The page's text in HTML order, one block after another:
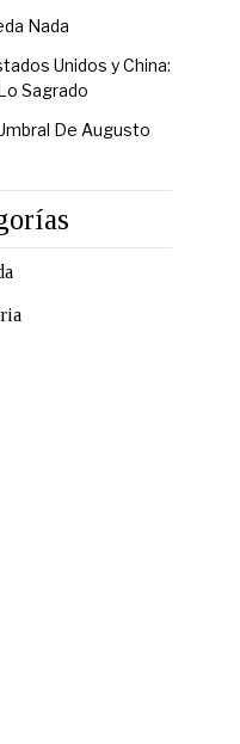
Nada
Unidos y China:
Sagrado
De Augusto